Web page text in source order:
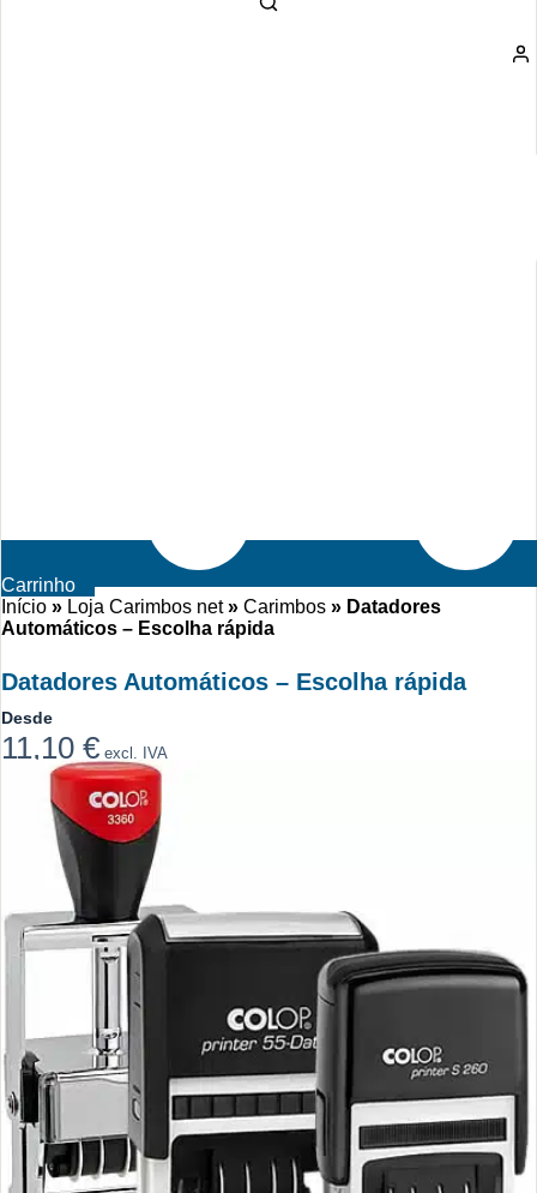
Carrinho
Início » Loja Carimbos net» Carimbos » Datadores
Automáticos – Escolha rápida
Datadores Automáticos – Escolha rápida
Desde
11,10 € excl. IVA